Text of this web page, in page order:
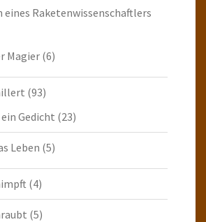
eines Raketenwissenschaftlers
Magier(6)
(93)
Gedicht (23)
Leben (5)
(4)
(5)